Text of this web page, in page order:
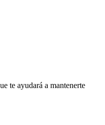
te ayudará a mantenerte